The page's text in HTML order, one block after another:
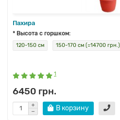
Пахира
* Высота с горшком:
120-150 см 150-170 см (=14700 грн.)
1
6450 грн.
В корзину